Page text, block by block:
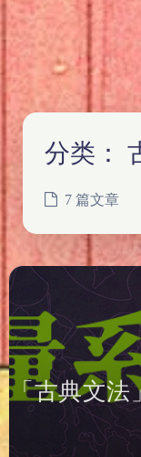
分类：
7 篇文章
「古典文法